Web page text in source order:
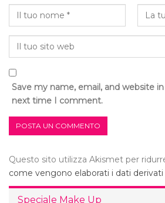
Save my name, email, and website
next time I comment.
Questo sito utilizza Akismet per
come vengono elaborati i dati
Speciale Make Up